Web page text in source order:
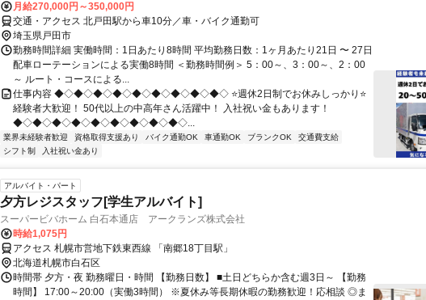
月給270,000円～350,000円
交通・アクセス 北戸田駅から車10分／車・バイク通勤可
埼玉県戸田市
勤務時間詳細 実働時間：1日あたり8時間 平均勤務日数：1ヶ月あたり21日 〜 27日
配車ローテーションによる実働8時間 ＜勤務時間例＞ 5：00～、3：00～、2：00
～ ルート・コースによる...
仕事内容 ◆◇◆◇◆◇◆◇◆◇◆◇◆◇◆◇◆◇ ⭐週休2日制でお休みしっかり⭐
経験者大歓迎！ 50代以上の中高年さん活躍中！ 入社祝い金もあります！
◆◇◆◇◆◇◆◇◆◇◆◇◆◇◆◇◆◇...
業界未経験者歓迎 資格取得支援あり バイク通勤OK 車通勤OK ブランクOK
交通費支給
シフト制
入社祝い金あり
アルバイト・パート
夕方レジスタッフ[学生アルバイト]
スーパービバホーム 白石本通店 アークランズ株式会社
時給1,075円
アクセス 札幌市営地下鉄東西線 「南郷18丁目駅」
北海道札幌市白石区
時間帯 夕方・夜 勤務曜日・時間 【勤務日数】 ■土日どちらか含む週3日～ 【勤務
時間】 17:00～20:00（実働3時間） ※夏休み等長期休暇の勤務歓迎！応相談 ◎ま